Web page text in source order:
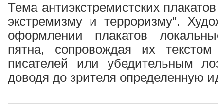
Тема антиэкстремистских
экстремизму и терроризму".
оформлении плакатов
пятна, сопровождая их текстом
писателей или убедительным
доводя до зрителя определенную